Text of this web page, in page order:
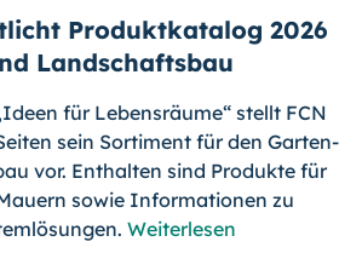
Produktkatalog 2026
Landschaftsbau
für Lebensräume“ stellt FCN
sein Sortiment für den Garten-
vor. Enthalten sind Produkte für
sowie Informationen zu
Weiterlesen